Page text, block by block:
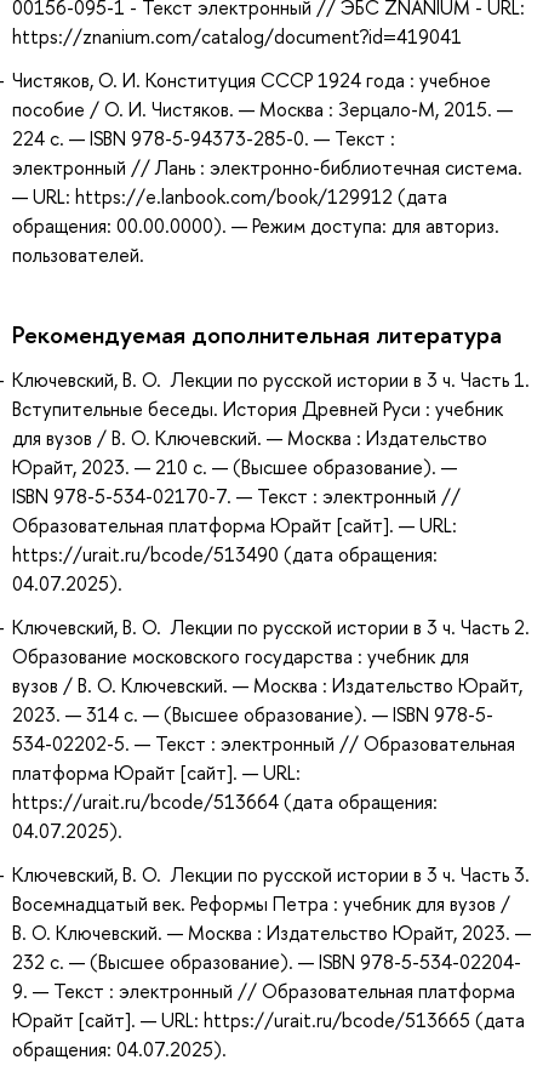
00156-095-1 - Текст электронный // ЭБС ZNANIUM - URL:
https://znanium.com/catalog/document?id=419041
Чистяков, О. И. Конституция CCСР 1924 года : учебное
пособие / О. И. Чистяков. — Москва : Зерцало-М, 2015. —
224 с. — ISBN 978-5-94373-285-0. — Текст :
электронный // Лань : электронно-библиотечная система.
— URL: https://e.lanbook.com/book/129912 (дата
обращения: 00.00.0000). — Режим доступа: для авториз.
пользователей.
Рекомендуемая дополнительная литература
Ключевский, В. О. Лекции по русской истории в 3 ч. Часть 1.
Вступительные беседы. История Древней Руси : учебник
для вузов / В. О. Ключевский. — Москва : Издательство
Юрайт, 2023. — 210 с. — (Высшее образование). —
ISBN 978-5-534-02170-7. — Текст : электронный //
Образовательная платформа Юрайт [сайт]. — URL:
https://urait.ru/bcode/513490 (дата обращения:
04.07.2025).
Ключевский, В. О. Лекции по русской истории в 3 ч. Часть 2.
Образование московского государства : учебник для
вузов / В. О. Ключевский. — Москва : Издательство Юрайт,
2023. — 314 с. — (Высшее образование). — ISBN 978-5-
534-02202-5. — Текст : электронный // Образовательная
платформа Юрайт [сайт]. — URL:
https://urait.ru/bcode/513664 (дата обращения:
04.07.2025).
Ключевский, В. О. Лекции по русской истории в 3 ч. Часть 3.
Восемнадцатый век. Реформы Петра : учебник для вузов /
В. О. Ключевский. — Москва : Издательство Юрайт, 2023. —
232 с. — (Высшее образование). — ISBN 978-5-534-02204-
9. — Текст : электронный // Образовательная платформа
Юрайт [сайт]. — URL: https://urait.ru/bcode/513665 (дата
обращения: 04.07.2025).